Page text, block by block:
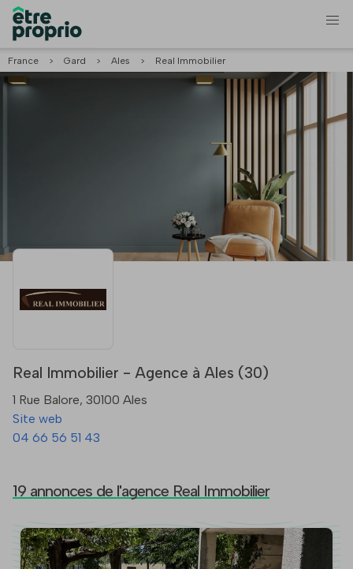
France > Gard > Ales > Real Immobilier
Real Immobilier - Agence à Ales (30)
1 Rue Balore, 30100 Ales
Site web
04 66 56 51 43
19 annonces de l'agence Real Immobilier